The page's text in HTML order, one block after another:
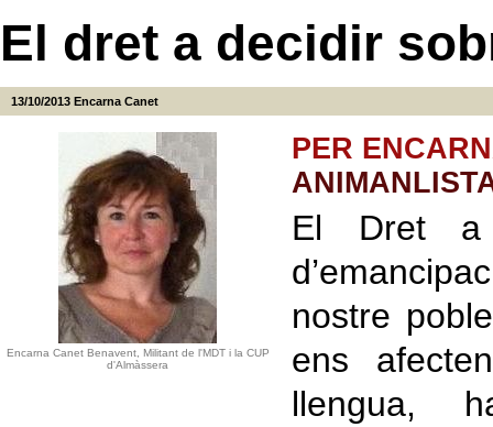
El dret a decidir
13/10/2013 Encarna Canet
Encarna Canet Benavent, Militant de l'MDT i la CUP
d'Almàssera
PER
El Dret a
nostre
ens
llengua,